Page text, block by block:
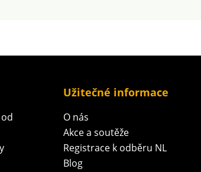
Užitečné informace
O nás
Akce a soutěže
Registrace k odběru NL
Blog